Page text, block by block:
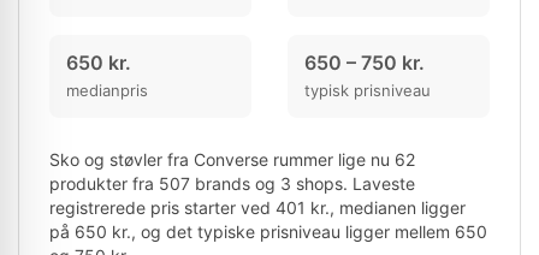
650 kr.
medianpris
650 – 750 kr.
typisk prisniveau
Sko og støvler fra Converse rummer lige nu 62
produkter fra 507 brands og 3 shops. Laveste
registrerede pris starter ved 401 kr., medianen ligger
på 650 kr., og det typiske prisniveau ligger mellem 650